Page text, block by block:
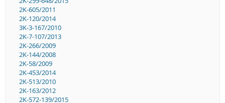
2K-605/2011
2K-120/2014
3K-3-167/2010
2K-7-107/2013
2K-266/2009
2K-144/2008
2K-58/2009
2K-453/2014
2K-513/2010
2K-163/2012
2K-572-139/2015